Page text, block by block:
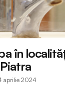
în
aprilie 2024